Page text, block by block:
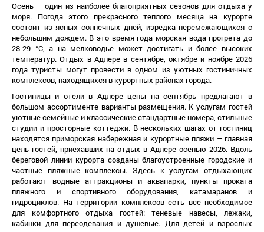
Осень – один из наиболее благоприятных сезонов для отдыха у
моря. Погода этого прекрасного теплого месяца на курорте
состоит из ясных солнечных дней, изредка перемежающихся с
небольшим дождем. В это время года морская вода прогрета до
28-29 °C, а на мелководье может достигать и более высоких
температур. Отдых в Адлере в сентябре, октябре и ноябре 2026
ода туристы могут провести в одном из уютных гостиничных
комплексов, находящихся в курортных районах города.
Гостиницы и отели в Адлере цены на сентябрь предлагают
ольшом ассортименте варианты размещения. К услугам гостей
уютные семейные и классические стандартные номера, стильные
студии и просторные коттеджи. В нескольких шагах от гостиниц
находятся приморская набережная и курортные пляжи – главная
цель гостей, приехавших на отдых в Адлере осенью 2026. Вдоль
ереговой линии курорта созданы благоустроенные городские и
частные пляжные комплексы. Здесь к услугам отдыхающих
работают водные аттракционы и аквапарки, пункты проката
пляжного и спортивного оборудования, катамаранов и
идроциклов. На территории комплексов есть все необходимое
для комфортного отдыха гостей: теневые навесы, лежаки,
кабинки для переодевания и душевые. Для детей и взрослых